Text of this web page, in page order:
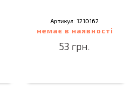
Артикул: 1210162
немає в наявності
53 грн.